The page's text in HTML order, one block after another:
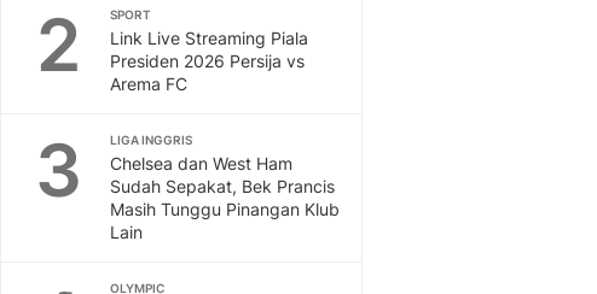
2 SPORT
Link Live Streaming Piala
Presiden 2026 Persija vs
Arema FC
3 LIGA INGGRIS
Chelsea dan West Ham
Sudah Sepakat, Bek Prancis
Masih Tunggu Pinangan Klub
Lain
OLYMPIC